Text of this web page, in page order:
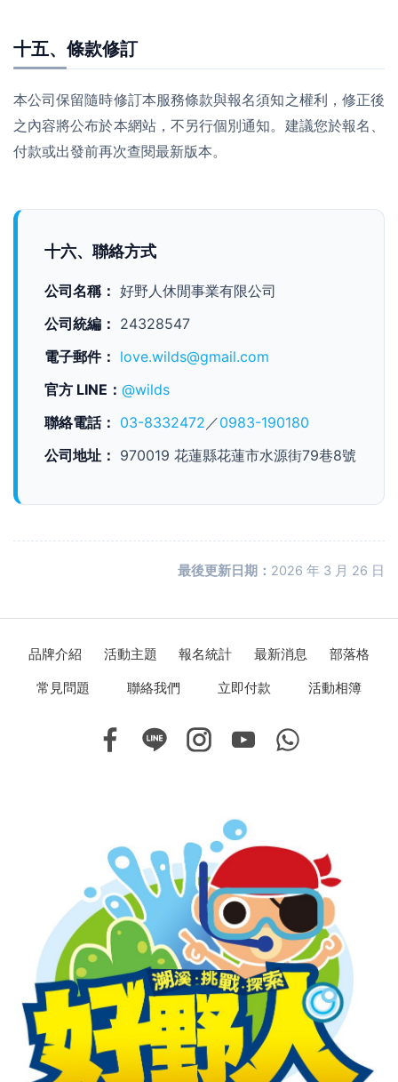
十五、條款修訂
本公司保留隨時修訂本服務條款與報名須知之權利，修正後
之內容將公布於本網站，不另行個別通知。建議您於報名、
付款或出發前再次查閱最新版本。
十六、聯絡方式
公司名稱： 好野人休閒事業有限公司
公司統編： 24328547
電子郵件： love.wilds@gmail.com
官方 LINE： @wilds
聯絡電話： 03-8332472 ／0983-190180
公司地址： 970019 花蓮縣花蓮市水源街79巷8號
最後更新日期： 2026 年 3 月 26 日
品牌介紹 活動主題 報名統計 最新消息
部落格
常見問題
聯絡我們 立即付款 活動相簿